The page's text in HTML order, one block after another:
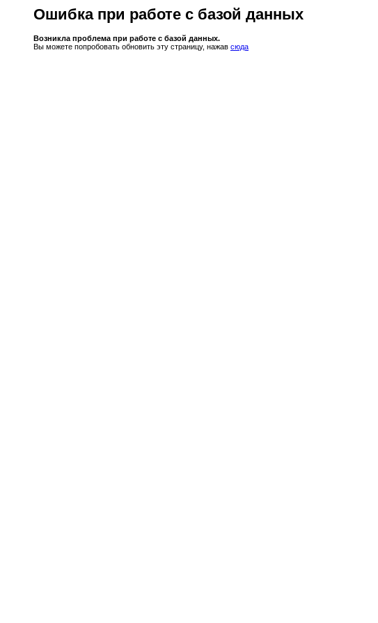
Ошибка при работе с базой данных
Возникла проблема при работе с базой данных.
Вы можете попробовать обновить эту страницу, нажав сюда